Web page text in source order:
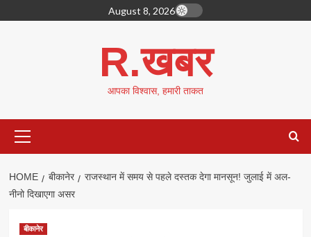
to
August 8, 2026
R.खबर
आपका विश्वास, हमारी ताकत
Menu
HOME बीकानेर
राजस्थान में समय से पहले दस्तक देगा मानसून! जुलाई में अल-
नीनो दिखाएगा असर
बीकानेर